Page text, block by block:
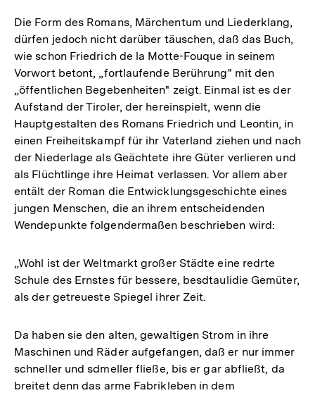
Die Form des Romans, Märchentum und Liederklang,
dürfen jedoch nicht darüber täuschen, daß das Buch,
wie schon Friedrich de la Motte-Fouque in seinem
Vorwort betont, „fortlaufende Berührung" mit den
„öffentlichen Begebenheiten" zeigt. Einmal ist es der
Aufstand der Tiroler, der hereinspielt, wenn die
Hauptgestalten des Romans Friedrich und Leontin, in
einen Freiheitskampf für ihr Vaterland ziehen und nach
der Niederlage als Geächtete ihre Güter verlieren und
als Flüchtlinge ihre Heimat verlassen. Vor allem aber
entält der Roman die Entwicklungsgeschichte eines
jungen Menschen, die an ihrem entscheidenden
Wendepunkte folgendermaßen beschrieben wird:
„Wohl ist der Weltmarkt großer Städte eine redrte
Schule des Ernstes für bessere, besdtaulidie Gemüter,
als der getreueste Spiegel ihrer Zeit.
Da haben sie den alten, gewaltigen Strom in ihre
Maschinen und Räder aufgefangen, daß er nur immer
schneller und sdmeller fließe, bis er gar abfließt, da
breitet denn das arme Fabrikleben in dem